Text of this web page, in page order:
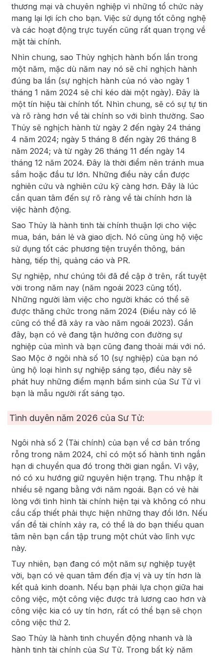
thương mại và chuyên nghiệp vì những tổ chức này
mang lại lợi ích cho bạn. Việc sử dụng tốt công nghệ
và các hoạt động trực tuyến cũng rất quan trọng về
mặt tài chính.
Nhìn chung, sao Thủy nghịch hành bốn lần trong
một năm, mặc dù năm nay nó sẽ chỉ nghịch hành
đúng ba lần (sự nghịch hành của nó vào ngày 1
tháng 1 năm 2024 sẽ chỉ kéo dài một ngày). Đây là
một tín hiệu tài chính tốt. Nhìn chung, sẽ có sự tự tin
và rõ ràng hơn về tài chính so với bình thường. Sao
Thủy sẽ nghịch hành từ ngày 2 đến ngày 24 tháng
4 năm 2024; ngày 5 tháng 8 đến ngày 26 tháng 8
năm 2024; và từ ngày 26 tháng 11 đến ngày 14
tháng 12 năm 2024. Đây là thời điểm nên tránh mua
sắm hoặc đầu tư lớn. Những điều này cần được
nghiên cứu và nghiên cứu kỹ càng hơn. Đây là lúc
cần quan tâm đến sự rõ ràng về tài chính hơn là
việc hành động.
Sao Thủy là hành tinh tài chính thuận lợi cho việc
mua, bán, bán lẻ và giao dịch. Nó cũng ủng hộ việc
sử dụng tốt các phương tiện truyền thông, bán
hàng, tiếp thị, quảng cáo và PR.
Sự nghiệp, như chúng tôi đã đề cập ở trên, rất tuyệt
vời trong năm nay (năm ngoái 2023 cũng tốt).
Những người làm việc cho người khác có thể sẽ
được thăng chức trong năm 2024 (Điều này có lẽ
cũng có thể đã xảy ra vào năm ngoái 2023). Gần
đây, bạn có vẻ đang tận hưởng con đường sự
nghiệp của mình và bạn cũng đang thoải mái với nó.
Sao Mộc ở ngôi nhà số 10 (sự nghiệp) của bạn nó
ủng hộ loại hình sự nghiệp sáng tạo, điều này sẽ
phát huy những điểm mạnh bẩm sinh của Sư Tử vì
bạn là mẫu người rất sáng tạo.
Tình duyên năm 2026 của Sư Tử:
Ngôi nhà số 2 (Tài chính) của bạn về cơ bản trống
rỗng trong năm 2024, chỉ có một số hành tinh ngắn
hạn di chuyển qua đó trong thời gian ngắn. Vì vậy,
nó có xu hướng giữ nguyên hiện trạng. Thu nhập ít
nhiều sẽ ngang bằng với năm ngoái. Bạn có vẻ hài
lòng với tình hình tài chính hiện tại và không có nhu
cầu cấp thiết phải thực hiện những thay đổi lớn. Nếu
vấn đề tài chính xảy ra, có thể là do bạn thiếu quan
tâm nên bạn cần tập trung một chút vào lĩnh vực
này.
Tuy nhiên, bạn đang có một năm sự nghiệp tuyệt
vời, bạn có vẻ quan tâm đến địa vị và uy tín hơn là
kết quả kinh doanh. Nếu bạn phải lựa chọn giữa hai
công việc, một công việc được trả lương cao hơn và
công việc kia có uy tín hơn, rất có thể bạn sẽ chọn
công việc thứ 2.
Sao Thủy là hành tinh chuyển động nhanh và là
hành tinh tài chính của Sư Tử. Trong bất kỳ năm